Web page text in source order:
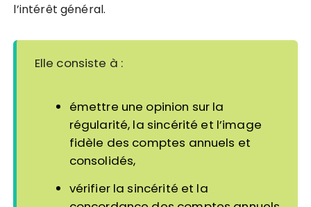
l’intérêt général.
Elle consiste à :
émettre une opinion sur la
régularité, la sincérité et l’image
fidèle des comptes annuels et
consolidés,
vérifier la sincérité et la